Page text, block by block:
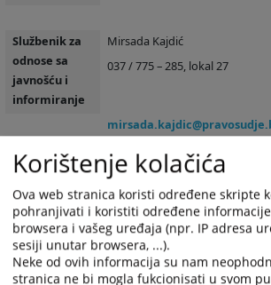
Službenik za
odnose sa
javnošću i
informiranje
Mirsada Kajdić
037 / 775 – 285, lokal 27
Sekretar suda
Mirsada Kajdić
037 / 775 – 285, lokal 27
Korištenje kolačića
Ova web stranica koristi određene skripte
pohranjivati i koristiti određene
browsera i vašeg uređaja (npr. IP adresa
sesiji unutar browsera, ...).
Neke od ovih informacija su nam
stranica ne bi mogla fukcionisati u svom